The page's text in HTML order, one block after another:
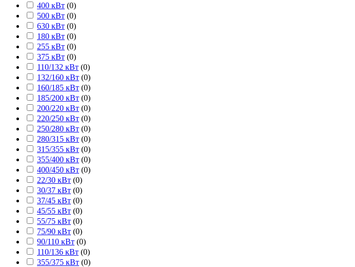
400 кВт (0)
500 кВт (0)
630 кВт (0)
180 кВт (0)
255 кВт (0)
375 кВт (0)
110/132 кВт (0)
132/160 кВт (0)
160/185 кВт (0)
185/200 кВт (0)
200/220 кВт (0)
220/250 кВт (0)
250/280 кВт (0)
280/315 кВт (0)
315/355 кВт (0)
355/400 кВт (0)
400/450 кВт (0)
22/30 кВт (0)
30/37 кВт (0)
37/45 кВт (0)
45/55 кВт (0)
55/75 кВт (0)
75/90 кВт (0)
90/110 кВт (0)
110/136 кВт (0)
355/375 кВт (0)